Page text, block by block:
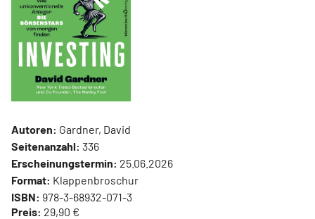
Autoren: Gardner, David
Seitenanzahl: 336
Erscheinungstermin: 25.06.2026
Format: Klappenbroschur
ISBN: 978-3-68932-071-3
Preis: 29,90 €